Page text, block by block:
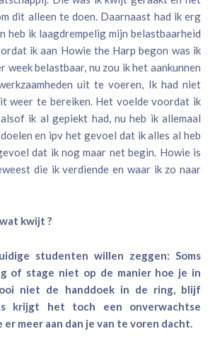
dit alleen te doen. Daarnaast had ik erg
heb ik laagdrempelig mijn belastbaarheid
ik aan Howie the Harp begon was ik
week belastbaar, nu zou ik het aankunnen
uit te voeren, Ik had niet
weer te bereiken. Het voelde voordat ik
ik al gepiekt had, nu heb ik allemaal
en ipv het gevoel dat ik alles al heb
dat ik nog maar net begin. Howie is
die ik verdiende en waar ik zo naar
kwijt ?
studenten willen zeggen: Soms
of stage niet op de manier hoe je in
niet de handdoek in de ring, blijf
krijgt het toch een onverwachtse
er meer aan dan je van te voren dacht.